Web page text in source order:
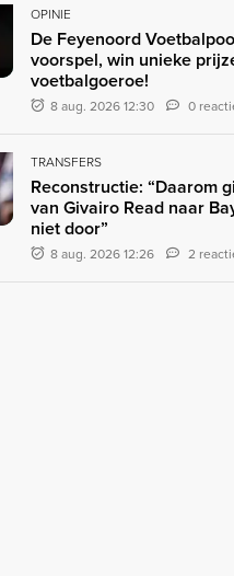
OPINIE
De Feyenoord
voorspel, win unieke
voetbalgoeroe!
8 aug. 2026 12:30 0
TRANSFERS
Reconstructie: “Daarom
van Givairo Read naar
niet door”
8 aug. 2026 12:26 2